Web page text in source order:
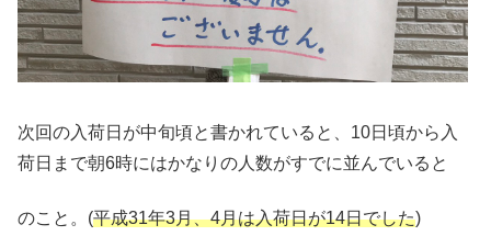
次回の入荷日が中旬頃と書かれていると、10日頃から入
荷日まで朝6時にはかなりの人数がすでに並んでいると
のこと。(平成31年3月、4月は入荷日が14日でした)